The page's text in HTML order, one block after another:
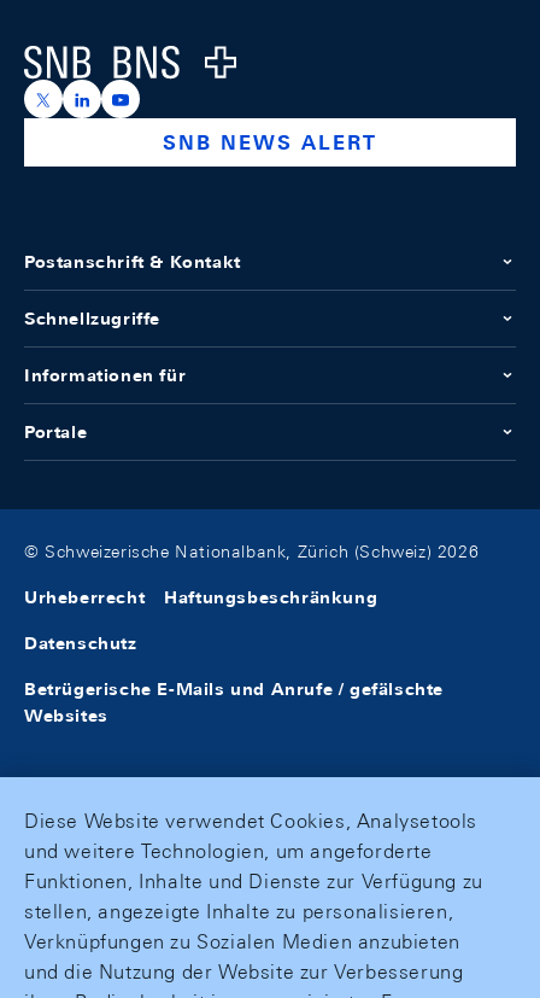
Logo
https://x.com/snb_bns
https://ch.linkedin.com/company/swiss-national-
https://www.youtube.com/@swissnationalbank
SNB NEWS ALERT
Postanschrift & Kontakt
Schnellzugriffe
Informationen für
Portale
© Schweizerische Nationalbank, Zürich (Schweiz) 2026
Urheberrecht Haftungsbeschränkung
Datenschutz
Betrügerische E-Mails und Anrufe / gefälschte
Websites
Diese Website verwendet Cookies, Analysetools
und weitere Technologien, um angeforderte
Funktionen, Inhalte und Dienste zur Verfügung zu
stellen, angezeigte Inhalte zu personalisieren,
Verknüpfungen zu Sozialen Medien anzubieten
und die Nutzung der Website zur Verbesserung